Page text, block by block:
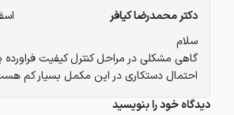
دکتر محمدرضا کیافر
اسفند
سلام
گاهی مشکلی در مراحل کنترل کیفیت
احتمال دستکاری در این مکمل بسیار کم
دیدگاه خود را بنویسید